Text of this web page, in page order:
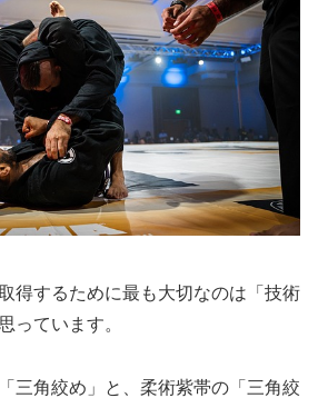
得するために最も大切なのは「技術
っています。
三角絞め」と、柔術紫帯の「三角絞